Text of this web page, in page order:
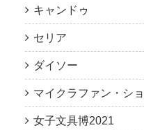
キャンドゥ
セリア
ダイソー
マイクラファン・シ
女子文具博2021